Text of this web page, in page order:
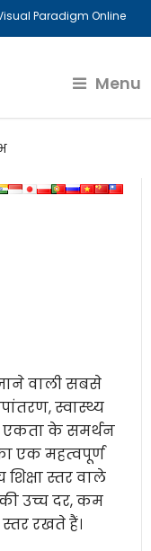
Paradigm Online
Menu
जाने वाली सबसे
स्वास्थ्य
एकता के समर्थन
एक महत्वपूर्ण
स्तर वाले
उच्च दर, कम
रखते हैं।